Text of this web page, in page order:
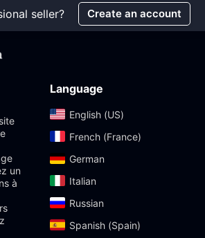
seller? Create an account
un
à
Language
English (US)‎
French (France)‎
German‎
Italian‎
Russian‎
Spanish (Spain)‎